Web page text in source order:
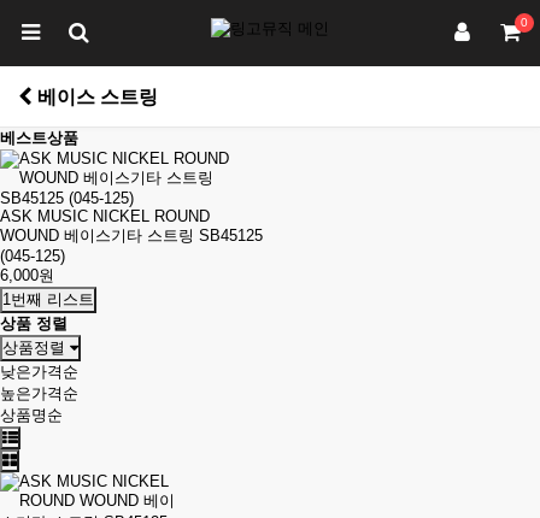
0
베이스 스트링
베스트상품
ASK MUSIC NICKEL ROUND
WOUND 베이스기타 스트링 SB45125
(045-125)
6,000원
1번째 리스트
상품 정렬
상품정렬
낮은가격순
높은가격순
상품명순